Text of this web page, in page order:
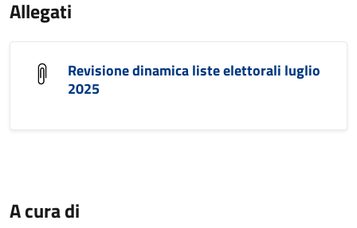
Allegati
Revisione dinamica liste elettorali luglio
2025
A cura di